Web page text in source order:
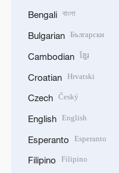
Bengali বাংলা
Bulgarian Български
Cambodian ខ្មែរ
Croatian Hrvatski
Czech Český
English English
Esperanto Esperanto
Filipino Filipino